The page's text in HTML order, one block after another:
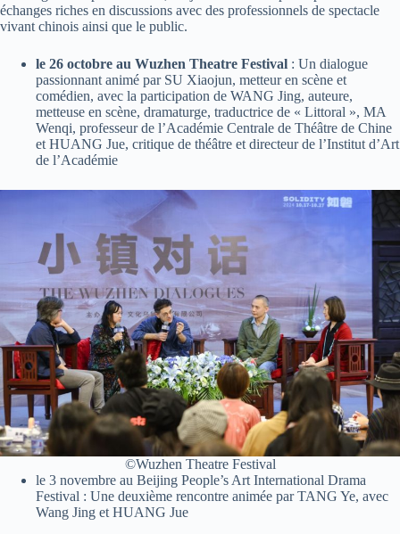
échanges riches en discussions avec des professionnels de spectacle
vivant chinois ainsi que le public.
le 26 octobre au Wuzhen Theatre Festival : Un dialogue
passionnant animé par SU Xiaojun, metteur en scène et
comédien, avec la participation de WANG Jing, auteure,
metteuse en scène, dramaturge, traductrice de « Littoral », MA
Wenqi, professeur de l’Académie Centrale de Théâtre de Chine
et HUANG Jue, critique de théâtre et directeur de l’Institut d’Art
de l’Académie
©Wuzhen Theatre Festival
le 3 novembre au Beijing People’s Art International Drama
Festival : Une deuxième rencontre animée par TANG Ye, avec
Wang Jing et HUANG Jue